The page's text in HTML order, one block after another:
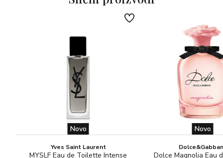
Novo
Yves Saint Laurent
MYSLF Eau de Toilette Intense
Novo
Dolce Magnolia Eau